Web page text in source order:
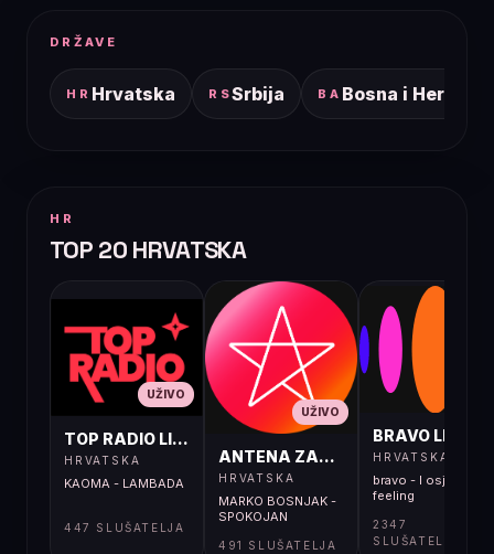
DRŽAVE
HR Hrvatska RSSrbija BA Bosna i
HR
TOP 20 HRVATSKA
UŽIVO
TOP RADIO LIVE
HRVATSKA
KAOMA - LAMBADA
447 SLUŠATELJA
UŽIVO
ANTENA ZAGREB LIVE
HRVATSKA
MARKO BOSNJAK -
SPOKOJAN
491 SLUŠATELJA
BRAVO LIVE
HRVATSKA
bravo - I osjećaj i
feeling
2347
SLUŠATELJA